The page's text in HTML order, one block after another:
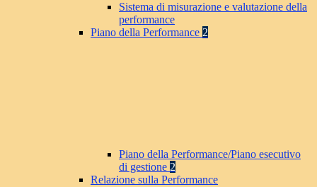
Sistema di misurazione e valutazione della
performance
Piano della Performance 2
Piano della Performance/Piano esecutivo
di gestione 2
Relazione sulla Performance